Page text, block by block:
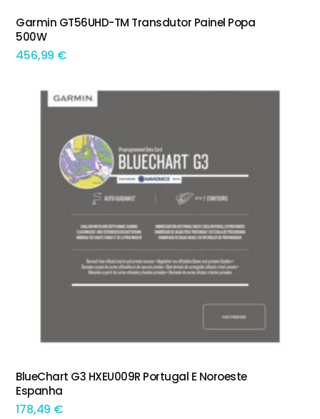
ADICIONAR
Garmin GT56UHD-TM Transdutor Painel Popa
500W
456,99 €
ADICIONAR
BlueChart G3 HXEU009R Portugal E Noroeste
Espanha
178,49 €